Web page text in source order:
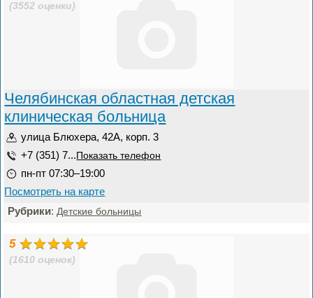
(3552 оценки)
Челябинская областная детская
клиническая больница
улица Блюхера, 42А, корп. 3
+7 (351) 7... Показать телефон
пн-пт 07:30–19:00
Посмотреть на карте
Рубрики: Детские больницы
5
(1610 оценок)